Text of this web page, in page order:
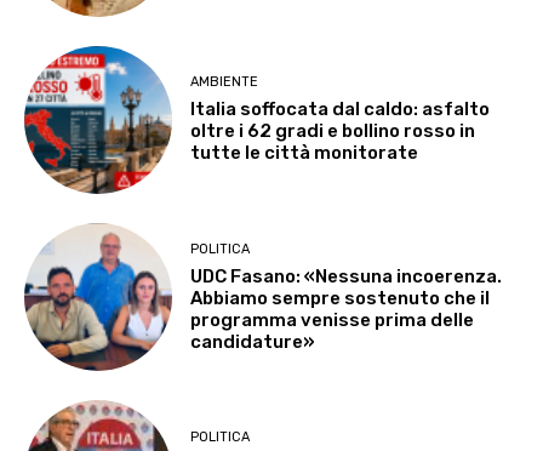
AMBIENTE
Italia soffocata dal caldo: asfalto
oltre i 62 gradi e bollino rosso in
tutte le città monitorate
POLITICA
UDC Fasano: «Nessuna incoerenza.
Abbiamo sempre sostenuto che il
programma venisse prima delle
candidature»
POLITICA